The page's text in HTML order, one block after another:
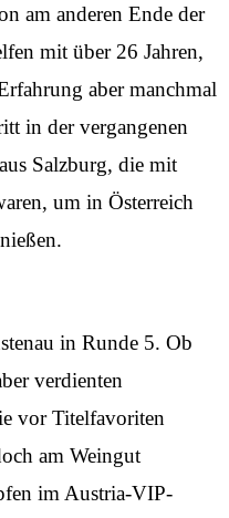
am anderen Ende der
mit über 26 Jahren,
aber manchmal
in der vergangenen
Salzburg, die mit
um in Österreich
in Runde 5. Ob
verdienten
vor Titelfavoriten
am Weingut
im Austria-VIP-